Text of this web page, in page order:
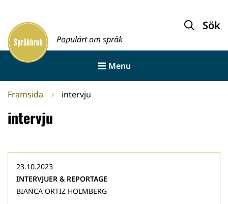
innehållet
Framsida
Populärt om språk
Sök
Menu
Framsida intervju
intervju
23.10.2023
INTERVJUER & REPORTAGE
BIANCA ORTIZ HOLMBERG